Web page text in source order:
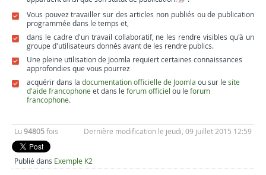
Vous pouvez travailler sur des articles non publiés ou de publication
programmée dans le temps et,
dans le cadre d'un travail collaboratif, ne les rendre visibles qu'à un
groupe d'utilisateurs donnés avant de les rendre publics.
Une pleine utilisation de Joomla requiert certaines connaissances
approfondies que vous pourrez
acquérir dans la documentation officielle de Joomla ou sur le site
d'aide francophone et dans le forum officiel ou le forum
francophone.
Lu 94805 fois Dernière modification le jeudi, 09 juillet 2015 12:59
Publié dans Exemple K2